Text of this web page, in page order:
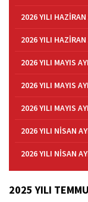
2026 YILI
2026 YILI
2026 YILI MAYIS
2026 YILI MAYIS
2026 YILI MAYIS
2026 YILI NİSAN
2026 YILI NİSAN
2025 YILI